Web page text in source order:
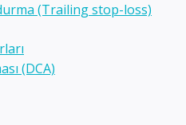
(Trailing stop-loss)
(DCA)